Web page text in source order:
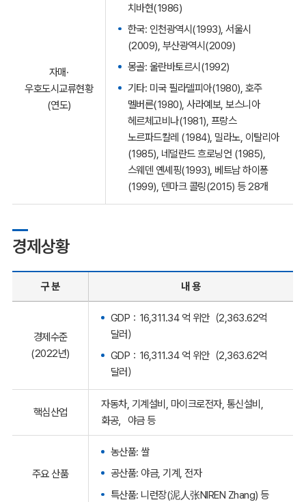
자매·
우호도시교류현황
(연도)
치바현(1986)
한국: 인천광역시(1993), 서울시
(2009), 부산광역시(2009)
몽골: 울란바토르시(1992)
기타: 미국 필라델피아(1980), 호주
멜버른(1980), 사라예보, 보스니아
헤르체고비나(1981), 프랑스
노르파드칼레 (1984), 밀라노, 이탈리아
(1985), 네덜란드 흐로닝언 (1985),
스웨덴 옌셰핑(1993), 베트남 하이퐁
(1999), 덴마크 콜링(2015) 등 28개
경제상황
구 분 내 용
경제수준
(2022년)
GDP：16,311.34 억 위안（2,363.62억
달러）
GDP：16,311.34 억 위안（2,363.62억
달러）
핵심산업
자동차, 기계설비, 마이크로전자, 통신설비,
화공，야금 등
주요 산품
농산품: 쌀
공산품: 야금, 기계, 전자
특산품: 니런장(泥人张NIREN Zhang) 등